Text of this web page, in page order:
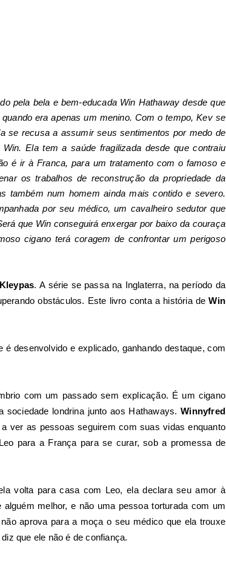
pela bela e bem-educada Win Hathaway desde que
era apenas um menino. Com o tempo, Kev se
se recusa a assumir seus sentimentos por medo de
Ela tem a saúde fragilizada desde que contraiu
é ir à Franca, para um tratamento com o famoso e
os trabalhos de reconstrução da propriedade da
também num homem ainda mais contido e severo.
por seu médico, um cavalheiro sedutor que
que Win conseguirá enxergar por baixo da couraça
cigano terá coragem de confrontar um perigoso
.A série se passa na Inglaterra, na período da
obstáculos. Este livro conta a história deWin
desenvolvido e explicado, ganhando destaque, com
com um passado sem explicação. É um cigano
sociedade londrina junto aos Hathaways.Winnyfred
ver as pessoas seguirem com suas vidas enquanto
para a França para se curar, sob a promessa de
volta para casa com Leo, ela declara seu amor à
melhor, e não uma pessoa torturada com um
aprova para a moça o seu médico que ela trouxe
que ele não é de confiança.